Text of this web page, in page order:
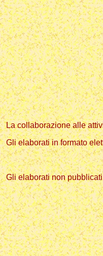
La collaborazione alle
Gli elaborati in formato
Gli elaborati non